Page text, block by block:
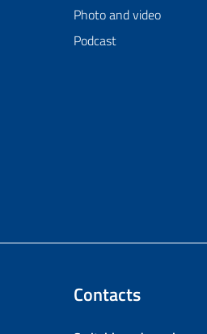
Photo and video
Podcast
Contacts